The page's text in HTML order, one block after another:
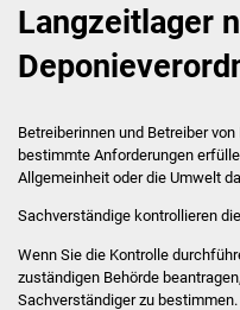
Langzeitlager
Betreiberinnen und Betreiber
bestimmte Anforderungen
Allgemeinheit oder die Umwelt
Sachverständige kontrollieren
Wenn Sie die Kontrolle
zuständigen Behörde
Sachverständiger zu